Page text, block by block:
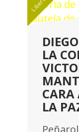
LA
CARA
LA